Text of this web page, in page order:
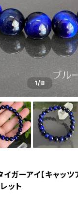
1/8
ガーアイ【キャッツ
ット